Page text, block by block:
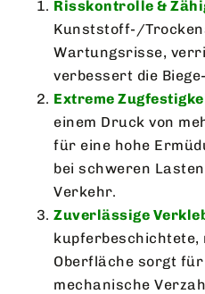
Risskontrolle &
Kunststoff-/
Wartungsrisse,
verbessert die
Extreme
einem Druck von
für eine hohe
bei schweren
Verkehr.
Zuverlässige
kupferbeschichtete,
Oberfläche sorgt
mechanische